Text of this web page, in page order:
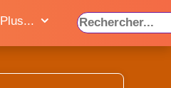
Plus...